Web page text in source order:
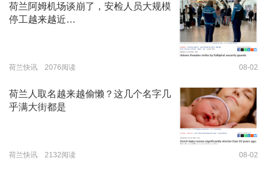
荷兰阿姆机场谈崩了，安检人员大规模
停工越来越近…
荷兰快讯 2076阅读 08-02
荷兰人取名越来越偷懒？这几个名字几
乎满大街都是
荷兰快讯 2132阅读 08-02